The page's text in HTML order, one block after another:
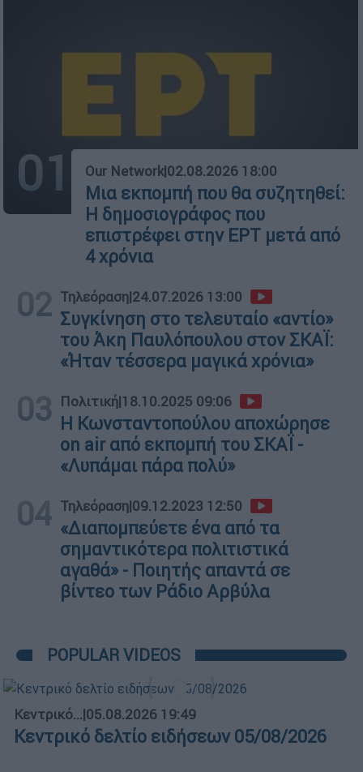
01 Our Network|02.08.2026 18:00
Μια εκπομπή που θα συζητηθεί:
Η δημοσιογράφος που
επιστρέφει στην ΕΡΤ μετά από
4 χρόνια
02 Τηλεόραση|24.07.2026 13:00
Συγκίνηση στο τελευταίο «αντίο»
του Άκη Παυλόπουλου στον ΣΚΑΪ:
«Ήταν τέσσερα μαγικά χρόνια»
03 Πολιτική|18.10.2025 09:06
Η Κωνσταντοπούλου αποχώρησε
on air από εκπομπή του ΣΚΑΪ -
«Λυπάμαι πάρα πολύ»
04 Τηλεόραση|09.12.2023 12:50
«Διαπομπεύετε ένα από τα
σημαντικότερα πολιτιστικά
αγαθά» - Ποιητής απαντά σε
βίντεο των Ράδιο Αρβύλα
POPULAR VIDEOS
Κεντρικό...|05.08.2026 19:49
Κεντρικό δελτίο ειδήσεων 05/08/2026